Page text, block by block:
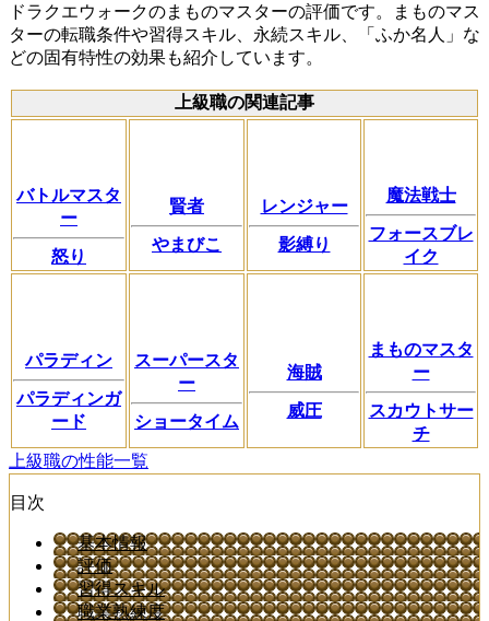
ドラクエウォークのまものマスターの評価です。まものマス
ターの転職条件や習得スキル、永続スキル、「ふか名人」な
どの固有特性の効果も紹介しています。
上級職の関連記事
バトルマスタ
ー
怒り
賢者
やまびこ
レンジャー
影縛り
魔法戦士
フォースブレ
イク
パラディン
パラディンガ
ード
スーパースタ
ー
ショータイム
海賊
威圧
まものマスタ
ー
スカウトサー
チ
上級職の性能一覧
目次
基本情報
評価
習得スキル
職業熟練度